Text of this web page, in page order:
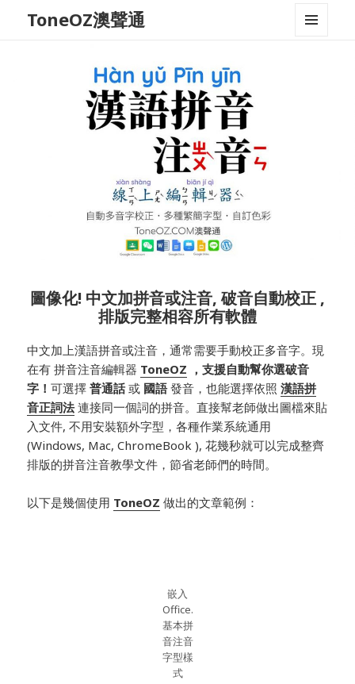
ToneOZ澳聲通
圖像化! 中文加拼音或注音, 破音自動校正 ,
排版完整相容所有軟體
中文加上漢語拼音或注音，通常需要手動校正多音字。現
在有 拼音注音編輯器 ToneOZ ，支援自動幫你選破音
字！可選擇普通話或 國語發音，也能選擇依照漢語拼
音正詞法連接同一個詞的拼音。直接幫老師做出圖檔來貼
入文件, 不用安裝額外字型，各種作業系統通用
(Windows, Mac, ChromeBook ), 花幾秒就可以完成整齊
排版的拼音注音教學文件，節省老師們的時間。
以下是幾個使用 ToneOZ 做出的文章範例：
嵌入
Office.
基本拼
音注音
字型樣
式